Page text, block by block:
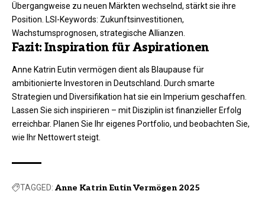
Übergangweise zu neuen Märkten wechselnd, stärkt sie ihre
Position. LSI-Keywords: Zukunftsinvestitionen,
Wachstumsprognosen, strategische Allianzen.
Fazit: Inspiration für Aspirationen
Anne Katrin Eutin vermögen dient als Blaupause für
ambitionierte Investoren in Deutschland. Durch smarte
Strategien und Diversifikation hat sie ein Imperium geschaffen.
Lassen Sie sich inspirieren – mit Disziplin ist finanzieller Erfolg
erreichbar. Planen Sie Ihr eigenes Portfolio, und beobachten Sie,
wie Ihr Nettowert steigt.
TAGGED: Anne Katrin Eutin Vermögen 2025